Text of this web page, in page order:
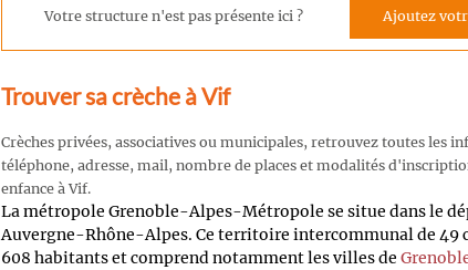
Votre structure n'est pas présente ici ? Ajoutez
Trouver sa crèche à Vif
Crèches privées, associatives ou municipales, retrouvez toutes les
téléphone, adresse, mail, nombre de places et modalités
enfance à Vif.
La métropole Grenoble-Alpes-Métropole se situe dans le
Auvergne-Rhône-Alpes. Ce territoire intercommunal de 49
608 habitants et comprend notamment les villes de